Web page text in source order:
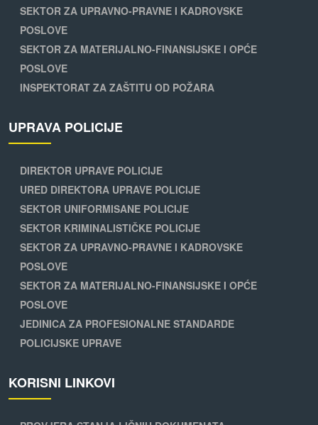
SEKTOR ZA UPRAVNO-PRAVNE I KADROVSKE
POSLOVE
SEKTOR ZA MATERIJALNO-FINANSIJSKE I OPĆE
POSLOVE
INSPEKTORAT ZA ZAŠTITU OD POŽARA
UPRAVA POLICIJE
DIREKTOR UPRAVE POLICIJE
URED DIREKTORA UPRAVE POLICIJE
SEKTOR UNIFORMISANE POLICIJE
SEKTOR KRIMINALISTIČKE POLICIJE
SEKTOR ZA UPRAVNO-PRAVNE I KADROVSKE
POSLOVE
SEKTOR ZA MATERIJALNO-FINANSIJSKE I OPĆE
POSLOVE
JEDINICA ZA PROFESIONALNE STANDARDE
POLICIJSKE UPRAVE
KORISNI LINKOVI